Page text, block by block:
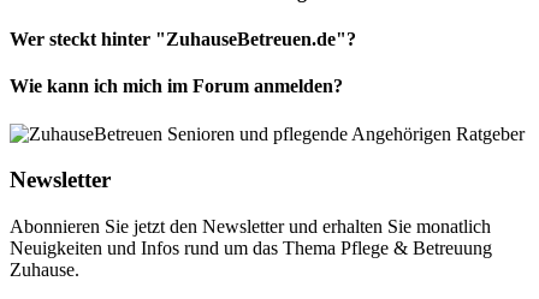
Wer steckt hinter "ZuhauseBetreuen.de"?
Wie kann ich mich im Forum anmelden?
Newsletter
Abonnieren Sie jetzt den Newsletter und erhalten Sie monatlich
Neuigkeiten und Infos rund um das Thema Pflege & Betreuung
Zuhause.